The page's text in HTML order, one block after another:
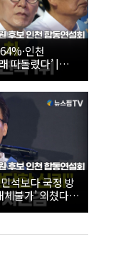
인천
따돌렸다’ |
·최고위원 후
석보다 국정 방
불가’ 외쳤다 |
·최고위원 후